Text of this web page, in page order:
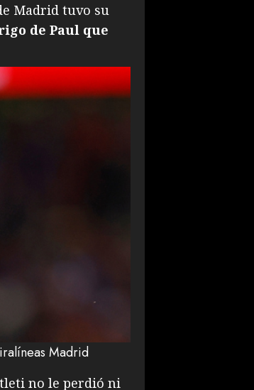
Madrid tuvo su
de Paul que
Madrid
no le perdió ni